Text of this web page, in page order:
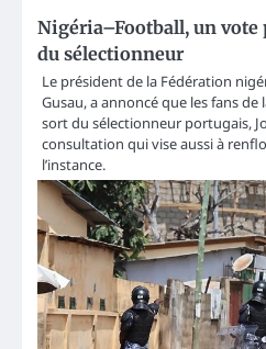
Nigéria–Football, un
du sélectionneur
Le président de la Fédération
Gusau, a annoncé que les fans
sort du sélectionneur portugais,
consultation qui vise aussi à
l’instance.